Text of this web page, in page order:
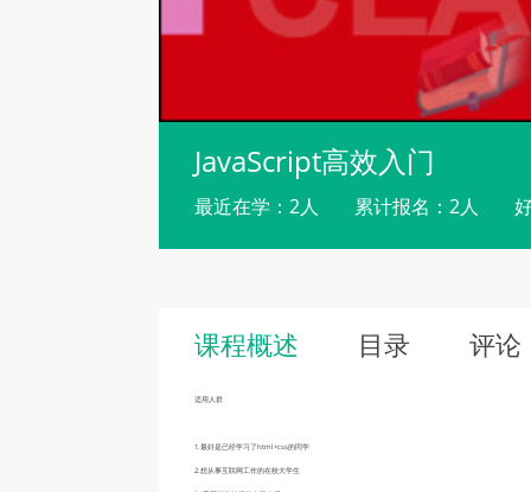
JavaScript高效入门
最近在学：2人 累计报名：2人
课程概述 目录 评论
适用人群
1.最好是已经学习了html+css的同学
2.想从事互联网工作的在校大学生